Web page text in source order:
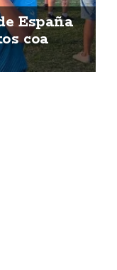
España
coa